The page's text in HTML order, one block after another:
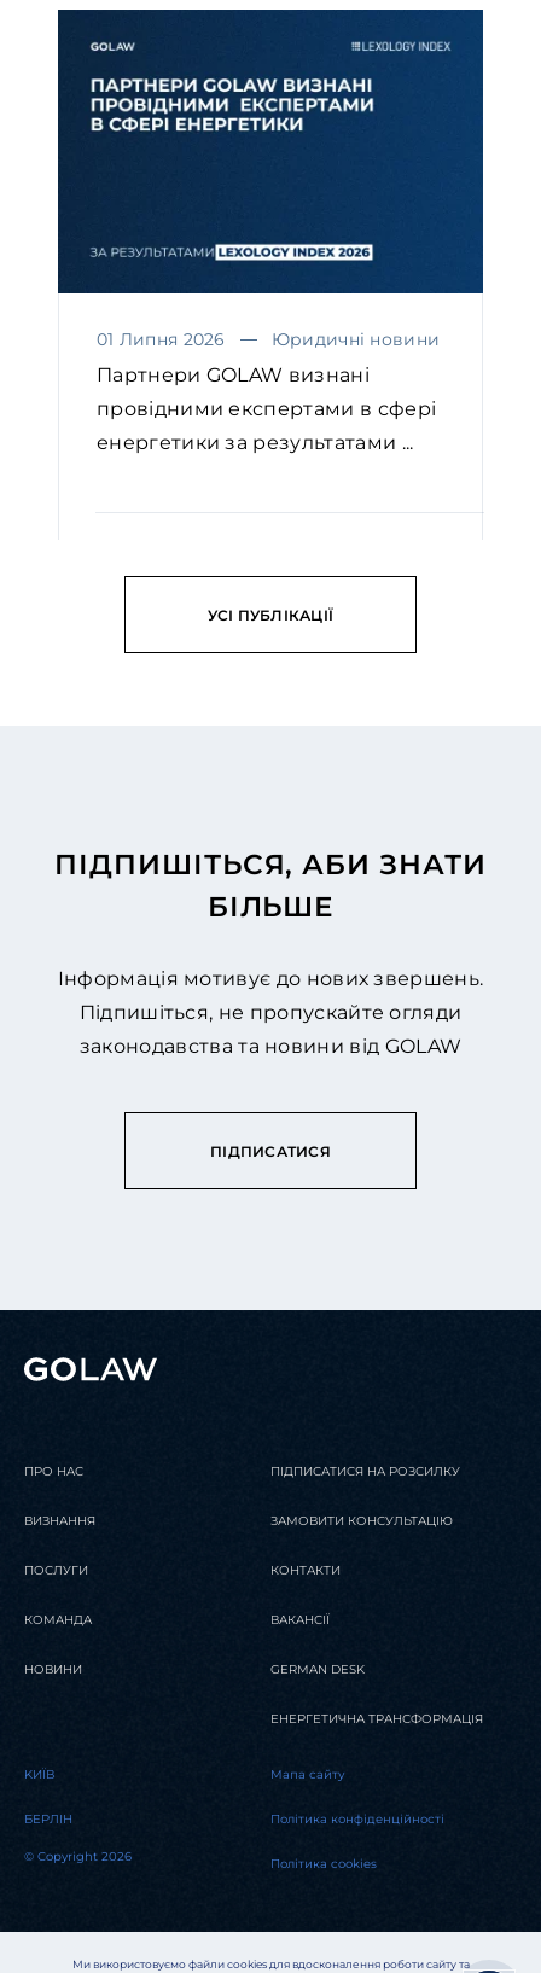
01 Липня 2026 Юридичні новини
Партнери GOLAW визнані
провідними експертами в сфері
енергетики за результатами ...
УСІ ПУБЛІКАЦІЇ
ПІДПИШІТЬСЯ, АБИ ЗНАТИ
БІЛЬШЕ
Інформація мотивує до нових звершень.
Підпишіться, не пропускайте огляди
законодавства та новини від GOLAW
ПІДПИСАТИСЯ
Ми використовуємо файли cookies для вдосконалення роботи сайту та
ПРО НАС
ВИЗНАННЯ
ПОСЛУГИ
КОМАНДА
НОВИНИ
ПІДПИСАТИСЯ НА РОЗСИЛКУ
ЗАМОВИТИ КОНСУЛЬТАЦІЮ
КОНТАКТИ
ВАКАНСІЇ
GERMAN DESK
ЕНЕРГЕТИЧНА ТРАНСФОРМАЦІЯ
KИЇВ
БЕРЛІН
© Copyright 2026
Мапа сайту
Політика конфіденційності
Політика cookies